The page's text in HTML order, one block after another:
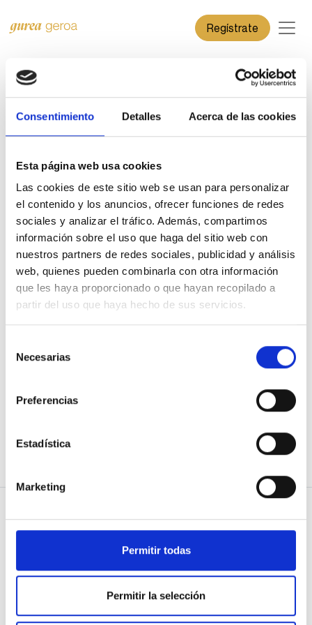
Consentimiento Detalles Acerca de las cookies
Esta página web usa cookies
Las cookies de este sitio web se usan para personalizar
el contenido y los anuncios, ofrecer funciones de redes
sociales y analizar el tráfico. Además, compartimos
información sobre el uso que haga del sitio web con
nuestros partners de redes sociales, publicidad y análisis
web, quienes pueden combinarla con otra información
que les haya proporcionado o que hayan recopilado a
partir del uso que haya hecho de sus servicios.
Necesarias
Preferencias
Estadística
Marketing
Permitir todas
Permitir la selección
Regístrate
Iniciar sesión
Inicia sesión para poder participar en los diferentes
Email de usuario
Contraseña
Entrar
¿Ha olvidado la contraseña o el email?
¿Aún no tienes cuenta?